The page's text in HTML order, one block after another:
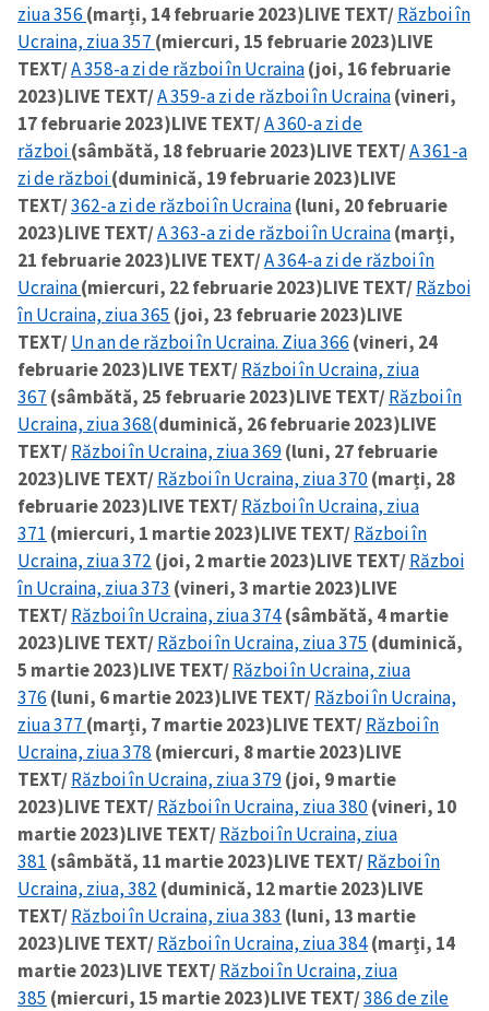
ziua 356 (marți, 14 februarie 2023)LIVE TEXT/Război în
Ucraina, ziua 357 (miercuri, 15 februarie 2023)LIVE
TEXT/A 358-a zi de război în Ucraina(joi, 16 februarie
2023)LIVE TEXT/A 359-a zi de război în Ucraina(vineri,
17 februarie 2023)LIVE TEXT/A 360-a zi de
război(sâmbătă, 18 februarie 2023)LIVE TEXT/A 361-a
zi de război(duminică, 19 februarie 2023)LIVE
TEXT/362-a zi de război în Ucraina(luni, 20 februarie
2023)LIVE TEXT/A 363-a zi de război în Ucraina(marți,
21 februarie 2023)LIVE TEXT/A 364-a zi de război în
Ucraina(miercuri, 22 februarie 2023)LIVE TEXT/Război
în Ucraina, ziua 365 (joi, 23 februarie 2023)LIVE
TEXT/Un an de război în Ucraina. Ziua 366 (vineri, 24
februarie 2023)LIVE TEXT/Război în Ucraina, ziua
367 (sâmbătă, 25 februarie 2023)LIVE TEXT/Război în
Ucraina, ziua 368(duminică, 26 februarie 2023)LIVE
TEXT/Război în Ucraina, ziua 369(luni, 27 februarie
2023)LIVE TEXT/Război în Ucraina, ziua 370(marți, 28
februarie 2023)LIVE TEXT/Război în Ucraina, ziua
371 (miercuri, 1 martie 2023)LIVE TEXT/Război în
Ucraina, ziua 372 (joi, 2 martie 2023)LIVE TEXT/Război
în Ucraina, ziua 373 (vineri, 3 martie 2023)LIVE
TEXT/Război în Ucraina, ziua 374(sâmbătă, 4 martie
2023)LIVE TEXT/Război în Ucraina, ziua 375 (duminică,
5 martie 2023)LIVE TEXT/Război în Ucraina, ziua
376 (luni, 6 martie 2023)LIVE TEXT/Război în Ucraina,
ziua 377 (marți, 7 martie 2023)LIVE TEXT/Război în
Ucraina, ziua 378 (miercuri, 8 martie 2023)LIVE
TEXT/Război în Ucraina, ziua 379(joi, 9 martie
2023)LIVE TEXT/Război în Ucraina, ziua 380(vineri, 10
martie 2023)LIVE TEXT/Război în Ucraina, ziua
381 (sâmbătă, 11 martie 2023)LIVE TEXT/Război în
Ucraina, ziua, 382 (duminică, 12 martie 2023)LIVE
TEXT/Război în Ucraina, ziua 383 (luni, 13 martie
2023)LIVE TEXT/Război în Ucraina, ziua 384(marți, 14
martie 2023)LIVE TEXT/Război în Ucraina, ziua
385 (miercuri, 15 martie 2023)LIVE TEXT/386 de zile